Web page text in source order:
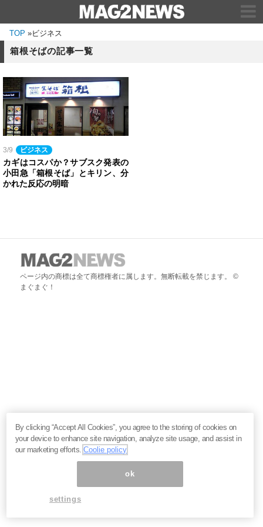
TOP »ビジネス
箱根そばの記事一覧
3/9 ビジネス
カギはコスパか？サブスク発表の
小田急「箱根そば」とキリン、分
かれた反応の明暗
ページ内の商標は全て商標権者に属します。無断転載を禁じます。 ©
まぐまぐ！
By clicking “Accept All Cookies”, you agree to the storing of cookies on
your device to enhance site navigation, analyze site usage, and assist in
our marketing efforts.Coolie policy
ok
settings